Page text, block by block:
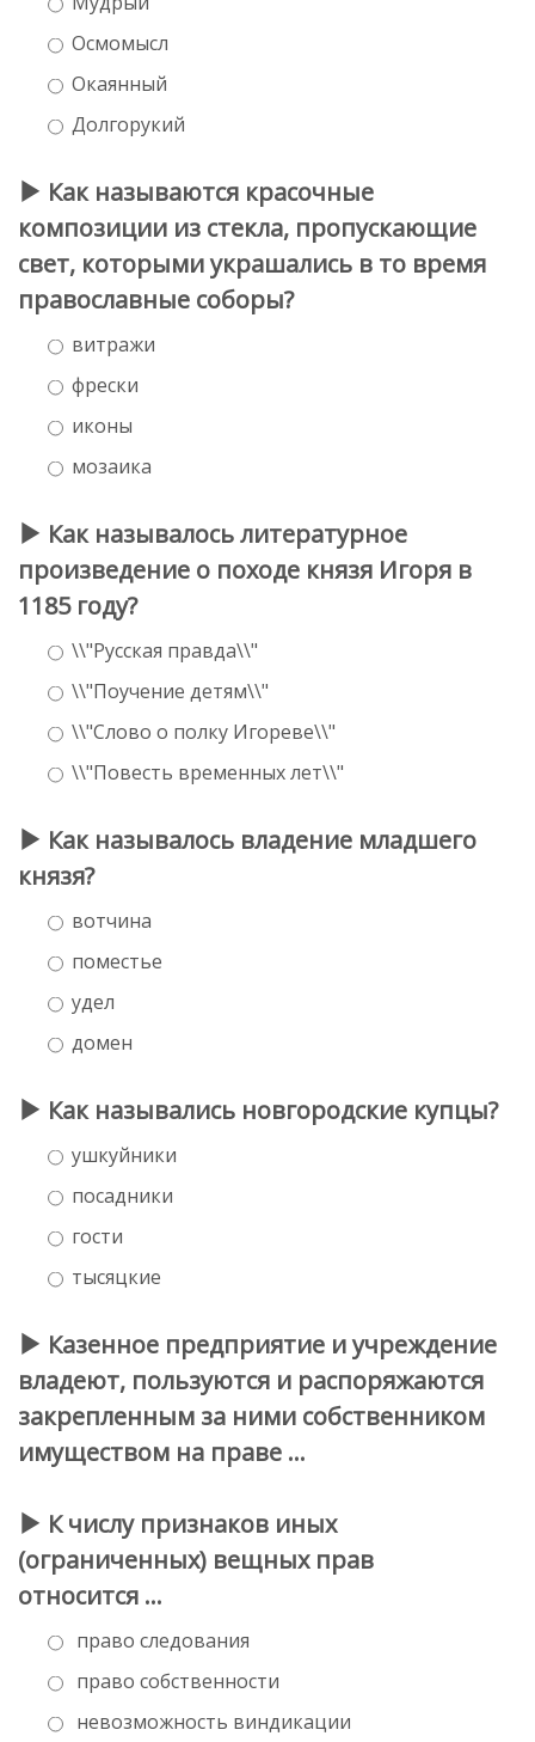
Осмомысл
Окаянный
Долгорукий
Как называются красочные
композиции из стекла, пропускающие
свет, которыми украшались в то время
православные соборы?
витражи
фрески
иконы
мозаика
Как называлось литературное
произведение о походе князя Игоря в
1185 году?
\\"Русская правда\\"
\\"Поучение детям\\"
\\"Слово о полку Игореве\\"
\\"Повесть временных лет\\"
Как называлось владение младшего
князя?
вотчина
поместье
удел
домен
Как назывались новгородские купцы?
ушкуйники
посадники
гости
тысяцкие
Казенное предприятие и учреждение
владеют, пользуются и распоряжаются
закрепленным за ними собственником
имуществом на праве …
К числу признаков иных
(ограниченных) вещных прав
относится …
право следования
право собственности
невозможность виндикации